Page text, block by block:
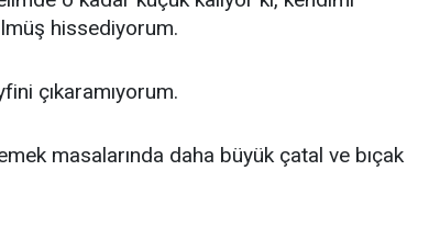
hissediyorum.
çıkaramıyorum.
masalarında daha büyük çatal ve bıçak